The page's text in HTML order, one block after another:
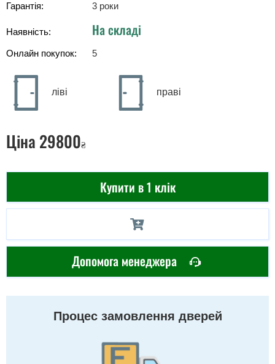
Гарантія:
3 роки
Наявність: На складі
Онлайн покупок: 5
ліві праві
Ціна 29800₴
Купити в 1 клік
Допомога менеджера
Процес замовлення дверей